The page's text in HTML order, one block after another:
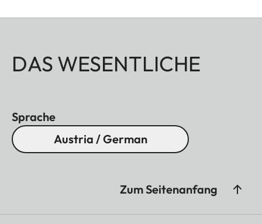
DAS WESENTLICHE
Sprache
Austria / German
Zum Seitenanfang